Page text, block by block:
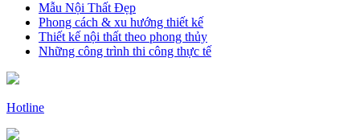
Mẫu Nội Thất Đẹp
Phong cách & xu hướng thiết kế
Thiết kế nội thất theo phong thủy
Những công trình thi công thực tế
Hotline